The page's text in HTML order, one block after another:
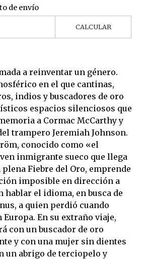
de envío
CALCULAR
a reinventar un género.
en el que cantinas,
indios y buscadores de oro
espacios silenciosos que
a Cormac McCarthy y
trampero Jeremiah Johnson.
conocido como «el
inmigrante sueco que llega
Fiebre del Oro, emprende
imposible en dirección a
hablar el idioma, en busca de
a quien perdió cuando
Europa. En su extraño viaje,
con un buscador de oro
y con una mujer sin dientes
un abrigo de terciopelo y